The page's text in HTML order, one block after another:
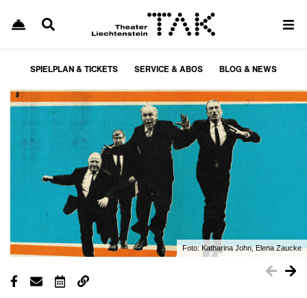
SPIELPLAN & TICKETS SERVICE & ABOS BLOG & NEWS
Foto:Katharina John, Elena Zaucke